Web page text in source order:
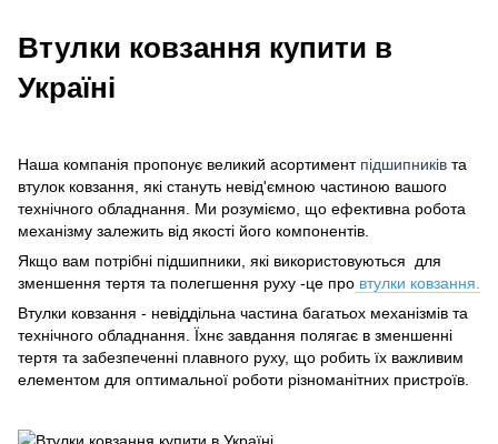
Втулки ковзання купити в
Україні
Наша компанія пропонує великий асортиментпідшипників та
втулок ковзання, які стануть невід'ємною частиною вашого
технічного обладнання. Ми розуміємо, що ефективна робота
механізму залежить від якості його компонентів.
Якщо вам потрібні підшипники, які використовуються для
зменшення тертя та полегшення руху -це про втулки ковзання.
Втулки ковзання - невіддільна частина багатьох механізмів та
технічного обладнання. Їхнє завдання полягає в зменшенні
тертя та забезпеченні плавного руху, що робить їх важливим
елементом для оптимальної роботи різноманітних пристроїв.